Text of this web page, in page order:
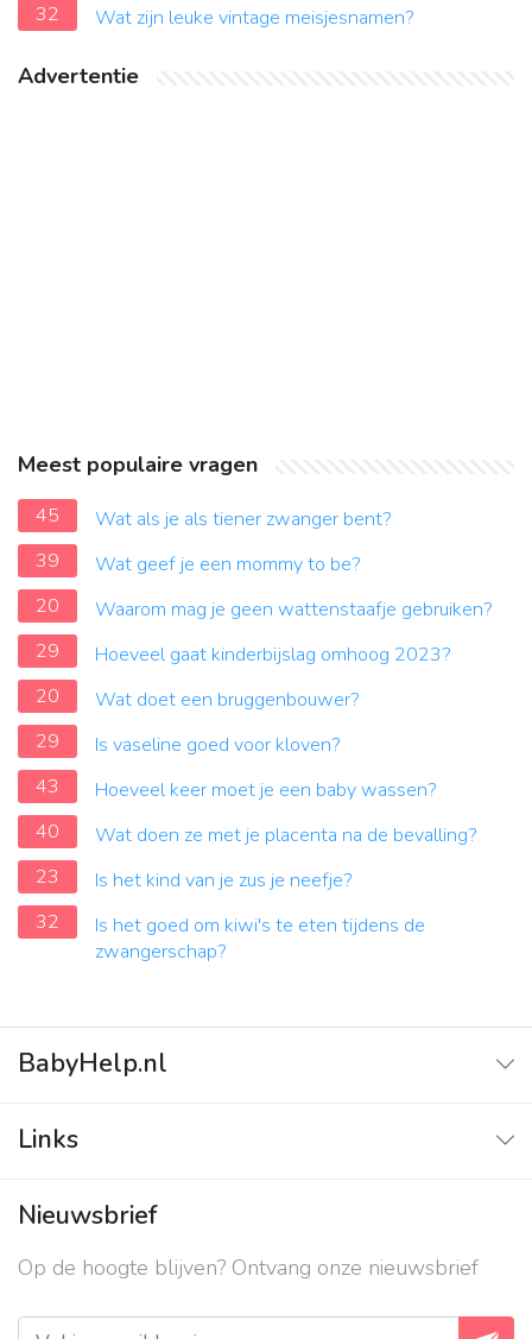
32
Wat zijn leuke vintage meisjesnamen?
Advertentie
Meest populaire vragen
45
Wat als je als tiener zwanger bent?
39
Wat geef je een mommy to be?
20
Waarom mag je geen wattenstaafje gebruiken?
29
Hoeveel gaat kinderbijslag omhoog 2023?
20
Wat doet een bruggenbouwer?
29
Is vaseline goed voor kloven?
43
Hoeveel keer moet je een baby wassen?
40
Wat doen ze met je placenta na de bevalling?
23
Is het kind van je zus je neefje?
32
Is het goed om kiwi's te eten tijdens de
zwangerschap?
BabyHelp.nl
Vraag & Antwoord
Links
Contact
Over ons
Privacy beleid
Nieuwsbrief
Op de hoogte blijven? Ontvang onze nieuwsbrief